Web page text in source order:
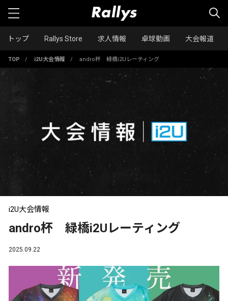
トップ Rallys Store 求人情報 卓球動画 大会報道
TOP / i2U大会情報 / andro杯 緑橋i2Uレーティング
i2U大会情報
andro杯 緑橋i2Uレーティング
2025.09.22